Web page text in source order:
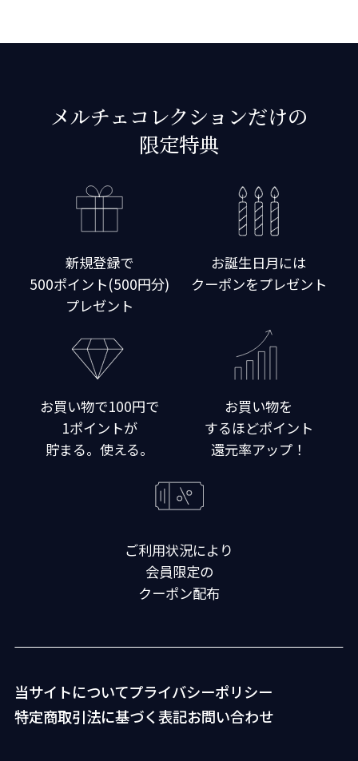
メルチェコレクションだけの
限定特典
新規登録で
500ポイント(500円分)
プレゼント
お誕生日月には
クーポンをプレゼント
お買い物で100円で
1ポイントが
貯まる。使える。
お買い物を
するほどポイント
還元率アップ！
ご利用状況により
会員限定の
クーポン配布
当サイトについてプライバシーポリシー
特定商取引法に基づく表記お問い合わせ